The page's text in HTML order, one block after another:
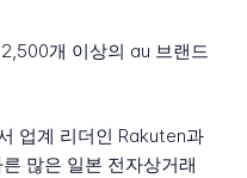
개 이상의 au 브랜드
업계 리더인 Rakuten과
많은 일본 전자상거래